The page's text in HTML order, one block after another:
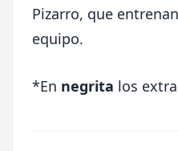
Pizarro, que
equipo.
*En negrita los